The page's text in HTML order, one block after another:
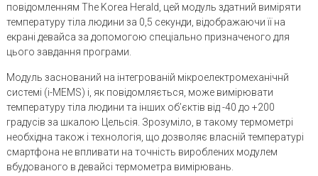
повідомленням The Korea Herald, цей модуль здатний виміряти
температуру тіла людини за 0,5 секунди, відображаючи її на
екрані девайса за допомогою спеціально призначеного для
цього завдання програми.
Модуль заснований на інтегрованій мікроелектромеханічнй
системі (i-MEMS) і, як повідомляється, може вимірювати
температуру тіла людини та інших об’єктів від -40 до +200
градусів за шкалою Цельсія. Зрозуміло, в такому термометрі
необхідна також і технологія, що дозволяє власній температурі
смартфона не впливати на точність вироблених модулем
вбудованого в девайсі термометра вимірювань.